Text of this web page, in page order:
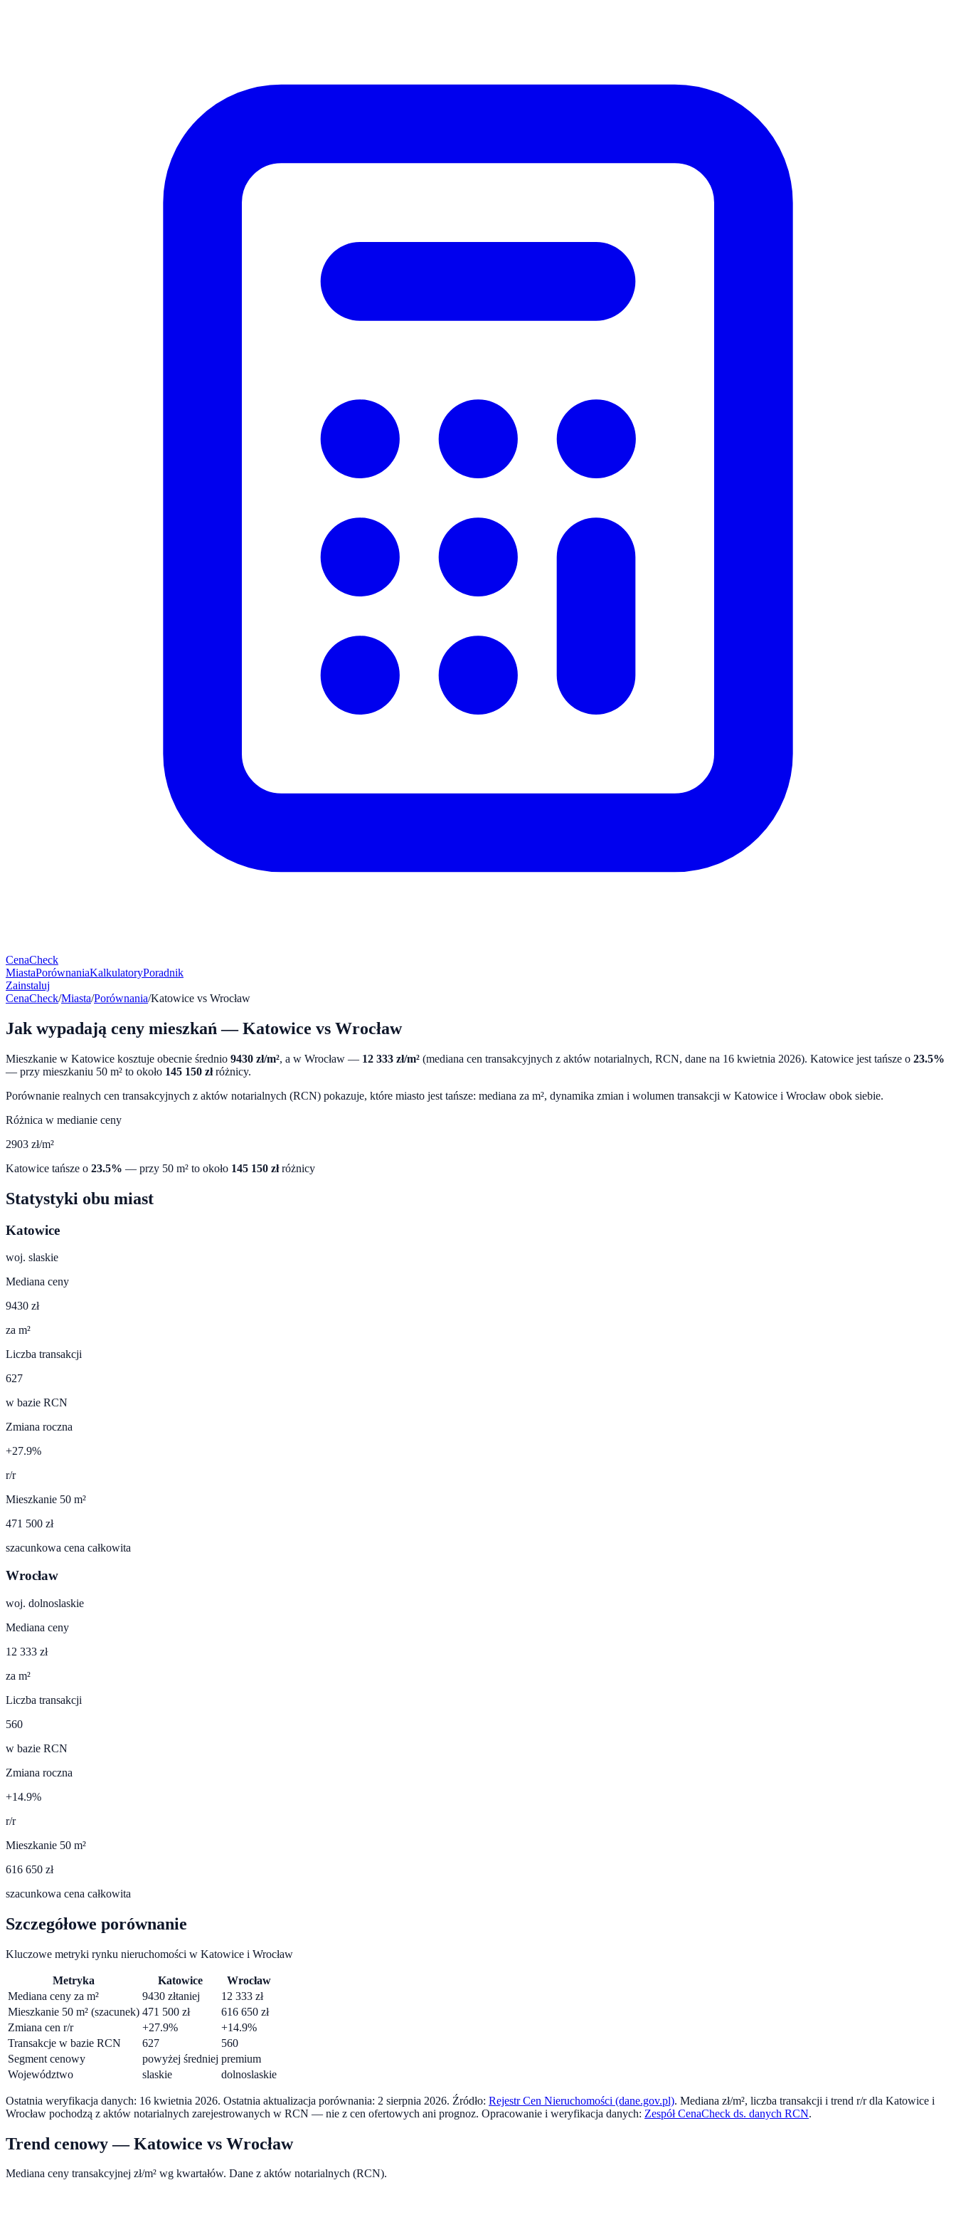
CenaCheck
MiastaPorównaniaKalkulatoryPoradnik
Zainstaluj
CenaCheck/Miasta/Porównania/Katowice vs Wrocław
Jak wypadają ceny mieszkań —Katowice vs Wrocław
Mieszkanie w Katowice kosztuje obecnie średnio 9430 zł/m², a w Wrocław — 12 333 zł/m² (mediana cen transakcyjnych z aktów notarialnych, RCN, dane na 16 kwietnia 2026). Katowice jest tańsze o 23.5%
— przy mieszkaniu 50 m² to około 145 150 złróżnicy.
Porównanie realnych cen transakcyjnych z aktów notarialnych (RCN) pokazuje, które miasto jest tańsze: mediana za m², dynamika zmian i wolumen transakcji w Katowice i Wrocław obok siebie.
Różnica w medianie ceny
2903 zł/m²
Katowice tańsze o 23.5% — przy 50 m² to około 145 150 złróżnicy
Statystyki obu miast
Katowice
woj. slaskie
Mediana ceny
9430 zł
za m²
Liczba transakcji
627
w bazie RCN
Zmiana roczna
+27.9%
r/r
Mieszkanie 50 m²
471 500 zł
szacunkowa cena całkowita
Wrocław
woj. dolnoslaskie
Mediana ceny
12 333 zł
za m²
Liczba transakcji
560
w bazie RCN
Zmiana roczna
+14.9%
r/r
Mieszkanie 50 m²
616 650 zł
szacunkowa cena całkowita
Szczegółowe porównanie
Kluczowe metryki rynku nieruchomości w Katowice i Wrocław
Metryka Katowice
Wrocław
Mediana ceny za m²
9430 złtaniej 12 333 zł
Mieszkanie 50 m² (szacunek) 471 500 zł 616 650 zł
Zmiana cen r/r
+27.9% +14.9%
Transakcje w bazie RCN
627
560
Segment cenowy
powyżej średniej premium
Województwo
slaskie dolnoslaskie
Ostatnia weryfikacja danych: 16 kwietnia 2026. Ostatnia aktualizacja porównania: 2 sierpnia 2026. Źródło: Rejestr Cen Nieruchomości (dane.gov.pl). Mediana zł/m², liczba transakcji i trend r/r dla Katowice i
Wrocław pochodzą z aktów notarialnych zarejestrowanych w RCN — nie z cen ofertowych ani prognoz. Opracowanie i weryfikacja danych: Zespół CenaCheck ds. danych RCN.
Trend cenowy —Katowice vs Wrocław
Mediana ceny transakcyjnej zł/m² wg kwartałów. Dane z aktów notarialnych (RCN).